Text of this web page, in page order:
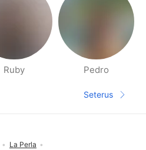
Ruby Pedro
Halaman
Seterus
La Perla